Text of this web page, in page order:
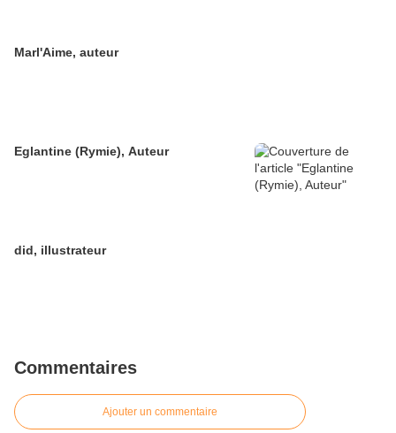
Marl'Aime, auteur
Eglantine (Rymie), Auteur
did, illustrateur
Commentaires
Ajouter un commentaire